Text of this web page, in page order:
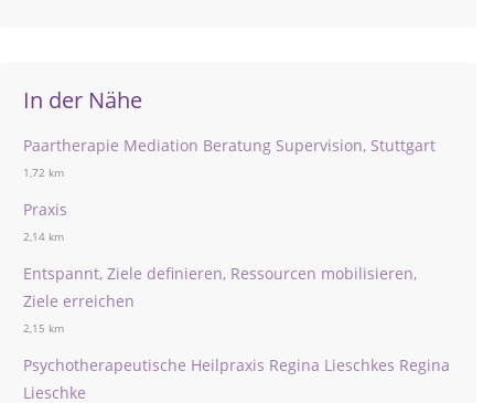
In der Nähe
Paartherapie Mediation Beratung Supervision, Stuttgart
1,72 km
Praxis
2,14 km
Entspannt, Ziele definieren, Ressourcen mobilisieren,
Ziele erreichen
2,15 km
Psychotherapeutische Heilpraxis Regina Lieschkes Regina
Lieschke